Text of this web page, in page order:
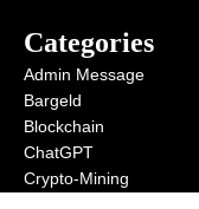
Categories
Admin Message
Bargeld
Blockchain
ChatGPT
Crypto-Mining